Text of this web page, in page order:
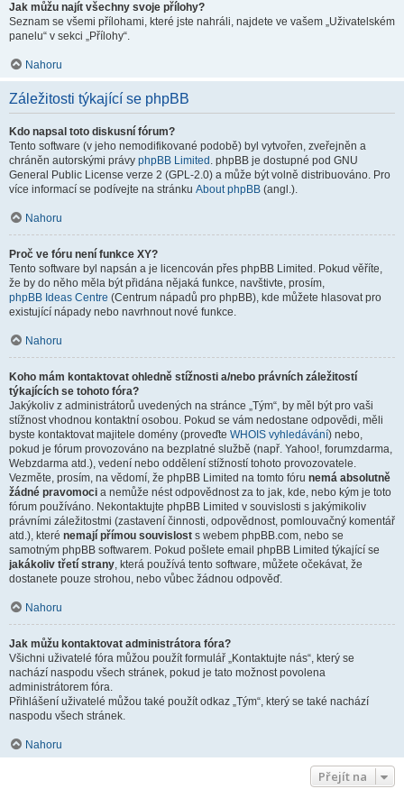
Jak můžu najít všechny svoje přílohy?
Seznam se všemi přílohami, které jste nahráli, najdete ve vašem „Uživatelském
panelu“ v sekci „Přílohy“.
Nahoru
Záležitosti týkající se phpBB
Kdo napsal toto diskusní fórum?
Tento software (v jeho nemodifikované podobě) byl vytvořen, zveřejněn a
chráněn autorskými právy phpBB Limited . phpBB je dostupné pod GNU
General Public License verze 2 (GPL-2.0) a může být volně distribuováno. Pro
více informací se podívejte na stránku About phpBB (angl.).
Nahoru
Proč ve fóru není funkce XY?
Tento software byl napsán a je licencován přes phpBB Limited. Pokud věříte,
že by do něho měla být přidána nějaká funkce, navštivte, prosím,
phpBB Ideas Centre (Centrum nápadů pro phpBB), kde můžete hlasovat pro
existující nápady nebo navrhnout nové funkce.
Nahoru
Koho mám kontaktovat ohledně stížnosti a/nebo právních záležitostí
týkajících se tohoto fóra?
Jakýkoliv z administrátorů uvedených na stránce „Tým“, by měl být pro vaši
stížnost vhodnou kontaktní osobou. Pokud se vám nedostane odpovědi, měli
byste kontaktovat majitele domény (proveďte WHOIS vyhledávání) nebo,
pokud je fórum provozováno na bezplatné službě (např. Yahoo!, forumzdarma,
Webzdarma atd.), vedení nebo oddělení stížností tohoto provozovatele.
Vezměte, prosím, na vědomí, že phpBB Limited na tomto fóru nemá absolutně
žádné pravomoci a nemůže nést odpovědnost za to jak, kde, nebo kým je toto
fórum používáno. Nekontaktujte phpBB Limited v souvislosti s jakýmikoliv
právními záležitostmi (zastavení činnosti, odpovědnost, pomlouvačný komentář
atd.), které nemají přímou souvislost s webem phpBB.com, nebo se
samotným phpBB softwarem. Pokud pošlete email phpBB Limited týkající se
jakákoliv třetí strany, která používá tento software, můžete očekávat, že
dostanete pouze strohou, nebo vůbec žádnou odpověď.
Nahoru
Jak můžu kontaktovat administrátora fóra?
Všichni uživatelé fóra můžou použít formulář „Kontaktujte nás“, který se
nachází naspodu všech stránek, pokud je tato možnost povolena
administrátorem fóra.
Přihlášení uživatelé můžou také použít odkaz „Tým“, který se také nachází
naspodu všech stránek.
Nahoru
Přejít na